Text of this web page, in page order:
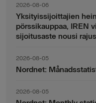
2026-08-06
Yksityissijoittajien
pörssikauppaa, IREN
sijoitusaste nousi
2026-08-05
Nordnet:
2026-08-05